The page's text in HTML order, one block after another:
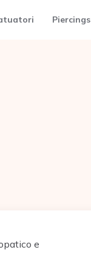
Piercings
e